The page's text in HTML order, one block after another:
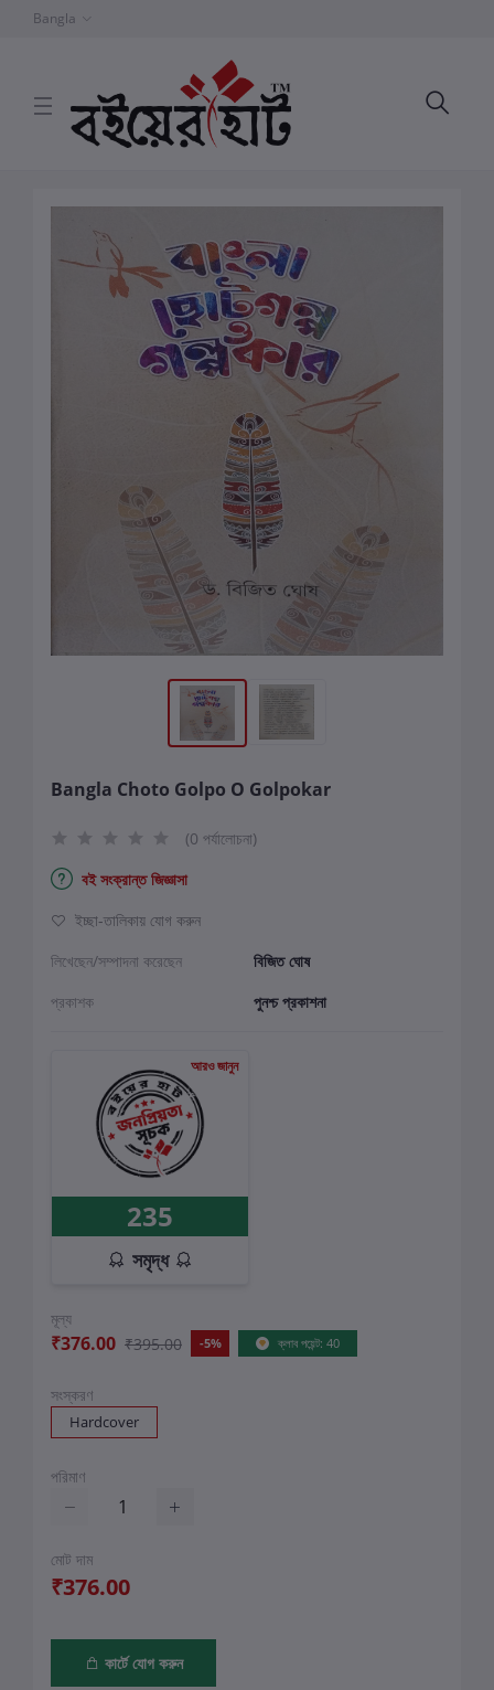
Bangla
Bangla Choto Golpo O Golpokar
(0 পর্যালোচনা)
বই সংক্রান্ত জিজ্ঞাসা
ইচ্ছা-তালিকায় যোগ করুন
লিখেছেন/সম্পাদনা করেছেন
বিজিত ঘোষ
প্রকাশক
পুনশ্চ প্রকাশনা
আরও জানুন
235
সমৃদ্ধ
মূল্য
₹376.00 ₹395.00 -5% ক্লাব পয়েন্ট: 40
সংস্করণ
Hardcover
পরিমাণ
মোট দাম
₹376.00
কার্টে যোগ করুন